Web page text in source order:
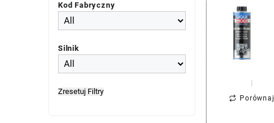
Porównaj
Kod Fabryczny
Silnik
Zresetuj Filtry